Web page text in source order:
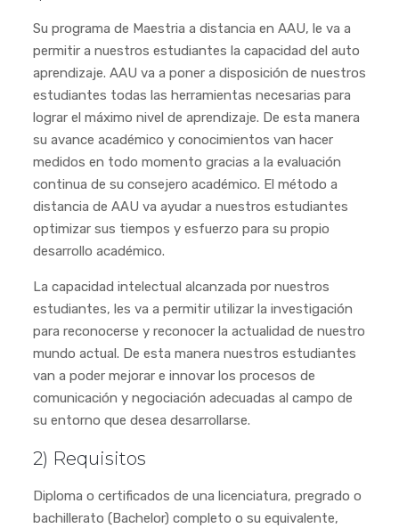
Su programa de Maestria a distancia en AAU, le va a
permitir a nuestros estudiantes la capacidad del auto
aprendizaje. AAU va a poner a disposición de nuestros
estudiantes todas las herramientas necesarias para
lograr el máximo nivel de aprendizaje. De esta manera
su avance académico y conocimientos van hacer
medidos en todo momento gracias a la evaluación
continua de su consejero académico. El método a
distancia de AAU va ayudar a nuestros estudiantes
optimizar sus tiempos y esfuerzo para su propio
desarrollo académico.
La capacidad intelectual alcanzada por nuestros
estudiantes, les va a permitir utilizar la investigación
para reconocerse y reconocer la actualidad de nuestro
mundo actual. De esta manera nuestros estudiantes
van a poder mejorar e innovar los procesos de
comunicación y negociación adecuadas al campo de
su entorno que desea desarrollarse.
2) Requisitos
Diploma o certificados de una licenciatura, pregrado o
bachillerato (Bachelor) completo o su equivalente,